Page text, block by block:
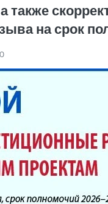
на срок